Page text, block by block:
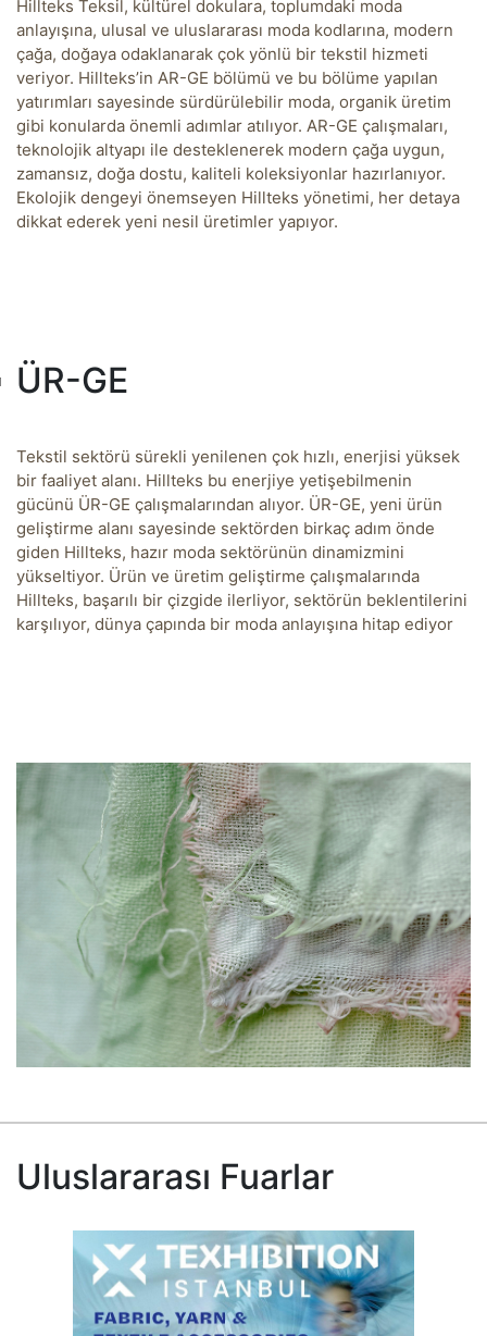
Hillteks Teksil, kültürel dokulara, toplumdaki moda
anlayışına, ulusal ve uluslararası moda kodlarına, modern
çağa, doğaya odaklanarak çok yönlü bir tekstil hizmeti
veriyor. Hillteks’in AR-GE bölümü ve bu bölüme yapılan
yatırımları sayesinde sürdürülebilir moda, organik üretim
gibi konularda önemli adımlar atılıyor. AR-GE çalışmaları,
teknolojik altyapı ile desteklenerek modern çağa uygun,
zamansız, doğa dostu, kaliteli koleksiyonlar hazırlanıyor.
Ekolojik dengeyi önemseyen Hillteks yönetimi, her detaya
dikkat ederek yeni nesil üretimler yapıyor.
ÜR-GE
Tekstil sektörü sürekli yenilenen çok hızlı, enerjisi yüksek
bir faaliyet alanı. Hillteks bu enerjiye yetişebilmenin
gücünü ÜR-GE çalışmalarından alıyor. ÜR-GE, yeni ürün
geliştirme alanı sayesinde sektörden birkaç adım önde
giden Hillteks, hazır moda sektörünün dinamizmini
yükseltiyor. Ürün ve üretim geliştirme çalışmalarında
Hillteks, başarılı bir çizgide ilerliyor, sektörün beklentilerini
karşılıyor, dünya çapında bir moda anlayışına hitap ediyor
Uluslararası Fuarlar